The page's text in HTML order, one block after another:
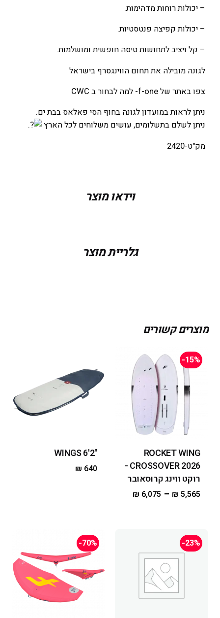
– יכולות רוחות מדהימות.
– יכולות קפיצה פנטסטיות.
– קל ויציב לתחושות טיסה חופשית ומושלמות.
לגונה מובילה את תחום הווינגסרף בישראל
צפו באתר של f-one- למה לבחור ב CWC
ניתן לראות במועדון לגונה בחוף הסי פאלאס בבת ים.
ניתן לשלם בתשלומים, עושים משלוחים לכל הארץ
.
מק"ט-2420
וידאו מוצר
גלריית מוצר
מוצרים קשורים
-15%
ROCKET WING
CROSSOVER 2026 -
רוקט ווינג קרוסאובר
₪ 5,565
–
₪ 6,075
"WINGS 6'2
₪ 640
-23%
-70%